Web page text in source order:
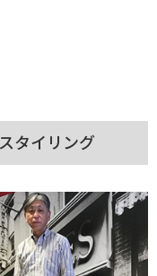
タイリング